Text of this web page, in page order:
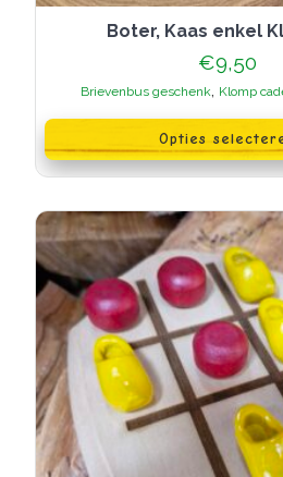
Boter, Kaas enkel
€9,50
Brievenbus geschenk, Klomp
Opties
product
heeft
meerdere
variaties.
optie
kan
gekozen
worden
op
de
productpagina